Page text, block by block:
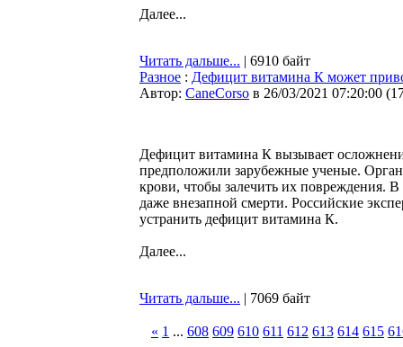
Далее...
Читать дальше... | 6910 байт
Разное : Дефицит витамина К может
Автор: CaneCorso в 26/03/2021 07:20:00 (
Дефицит витамина К вызывает
предположили зарубежные ученые.
крови, чтобы залечить их повреждения.
даже внезапной смерти. Российские
устранить дефицит витамина К.
Далее...
Читать дальше... | 7069 байт
« 1 ... 608 609 610 611 612 613 614 615